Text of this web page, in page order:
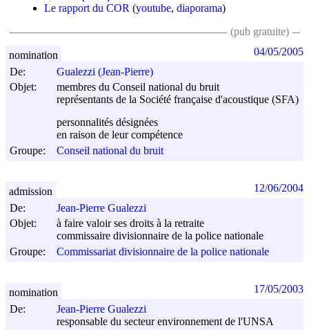
Le rapport du COR (youtube, diaporama)
(pub gratuite)
De:
Gualezzi (Jean-Pierre)
Objet:
membres du Conseil national du bruit
représentants de la Société française d'acoustique (SFA)
personnalités désignées
en raison de leur compétence
Groupe:
Conseil national du bruit
nomination 04/05/2005
De:
Jean-Pierre Gualezzi
Objet:
à faire valoir ses droits à la retraite
commissaire divisionnaire de la police nationale
Groupe:
Commissariat divisionnaire de la police nationale
admission 12/06/2004
De:
Jean-Pierre Gualezzi
responsable du secteur environnement de l'UNSA
nomination 17/05/2003